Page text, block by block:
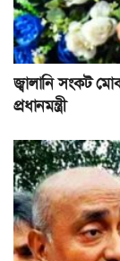
জ্বালানি সংকট
প্রধানমন্ত্রী